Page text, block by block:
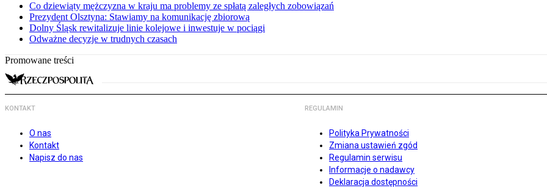
Co dziewiąty mężczyzna w kraju ma problemy ze spłatą zaległych zobowiązań
Prezydent Olsztyna: Stawiamy na komunikację zbiorową
Dolny Śląsk rewitalizuje linie kolejowe i inwestuje w pociągi
Odważne decyzje w trudnych czasach
Promowane treści
KONTAKT
O nas
Kontakt
Napisz do nas
REGULAMIN
Polityka Prywatności
Zmiana ustawień zgód
Regulamin serwisu
Informacje o nadawcy
Deklaracja dostępności